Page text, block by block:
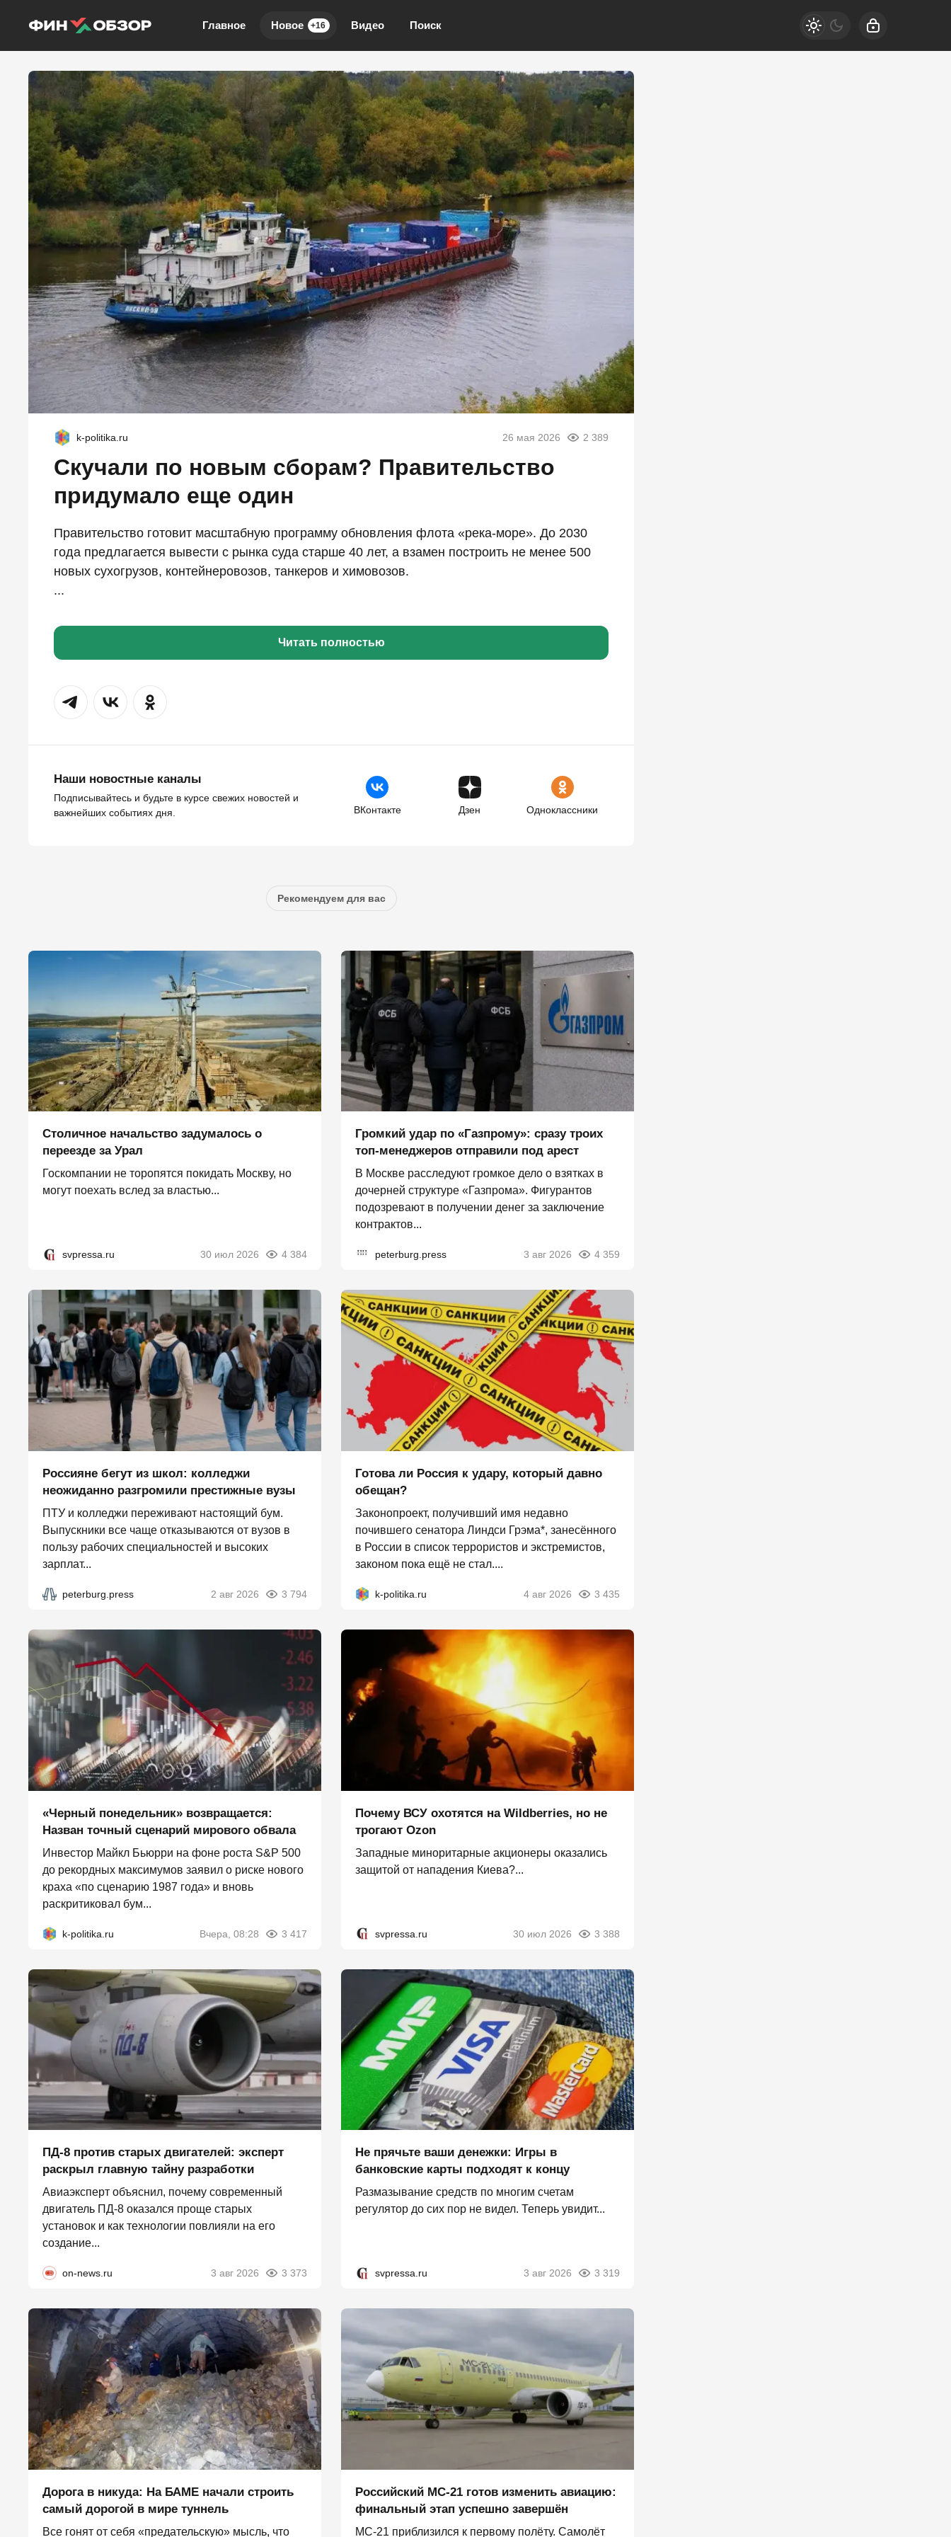
Главное Новое +16 Видео Поиск
k-politika.ru 26 мая 2026 2 389
Скучали по новым сборам? Правительство
придумало еще один
Правительство готовит масштабную программу обновления флота «река-море». До 2030
года предлагается вывести с рынка суда старше 40 лет, а взамен построить не менее 500
новых сухогрузов, контейнеровозов, танкеров и химовозов.
...
Читать полностью
Наши новостные каналы
Подписывайтесь и будьте в курсе свежих новостей и
важнейших событиях дня.
ВКонтакте Дзен Одноклассники
Рекомендуем для вас
Столичное начальство задумалось о
переезде за Урал
Госкомпании не торопятся покидать Москву, но
могут поехать вслед за властью...
svpressa.ru 30 июл 2026 4 384
Громкий удар по «Газпрому»: сразу троих
топ-менеджеров отправили под арест
В Москве расследуют громкое дело о взятках в
дочерней структуре «Газпрома». Фигурантов
подозревают в получении денег за заключение
контрактов...
peterburg.press 3 авг 2026 4 359
Россияне бегут из школ: колледжи
неожиданно разгромили престижные вузы
ПТУ и колледжи переживают настоящий бум.
Выпускники все чаще отказываются от вузов в
пользу рабочих специальностей и высоких
зарплат...
peterburg.press 2 авг 2026 3 794
Готова ли Россия к удару, который давно
обещан?
Законопроект, получивший имя недавно
почившего сенатора Линдси Грэма*, занесённого
в России в список террористов и экстремистов,
законом пока ещё не стал....
k-politika.ru 4 авг 2026 3 435
«Черный понедельник» возвращается:
Назван точный сценарий мирового обвала
Инвестор Майкл Бьюрри на фоне роста S&P 500
до рекордных максимумов заявил о риске нового
краха «по сценарию 1987 года» и вновь
раскритиковал бум...
k-politika.ru Вчера, 08:28 3 417
Почему ВСУ охотятся на Wildberries, но не
трогают Оzon
Западные миноритарные акционеры оказались
защитой от нападения Киева?...
svpressa.ru 30 июл 2026 3 388
ПД-8 против старых двигателей: эксперт
раскрыл главную тайну разработки
Авиаэксперт объяснил, почему современный
двигатель ПД-8 оказался проще старых
установок и как технологии повлияли на его
создание...
on-news.ru 3 авг 2026 3 373
Не прячьте ваши денежки: Игры в
банковские карты подходят к концу
Размазывание средств по многим счетам
регулятор до сих пор не видел. Теперь увидит...
svpressa.ru 3 авг 2026 3 319
Дорога в никуда: На БАМЕ начали строить
самый дорогой в мире туннель
Все гонят от себя «предательскую» мысль, что
Российский МС-21 готов изменить авиацию:
финальный этап успешно завершён
МС-21 приблизился к первому полёту. Самолёт